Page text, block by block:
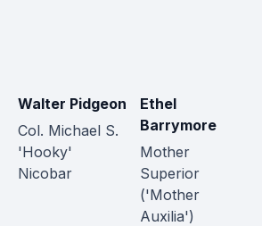
Walter Pidgeon
Col. Michael S.
'Hooky'
Nicobar
Ethel
Barrymore
Mother
Superior
('Mother
Auxilia')